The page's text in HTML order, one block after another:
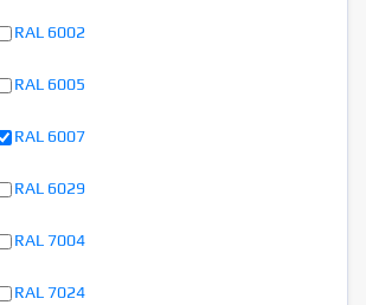
RAL 6002
RAL 6005
RAL 6007
RAL 6029
RAL 7004
RAL 7024